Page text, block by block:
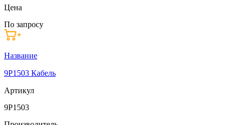
Цена
По запросу
Название
9P1503 Кабель
Артикул
9P1503